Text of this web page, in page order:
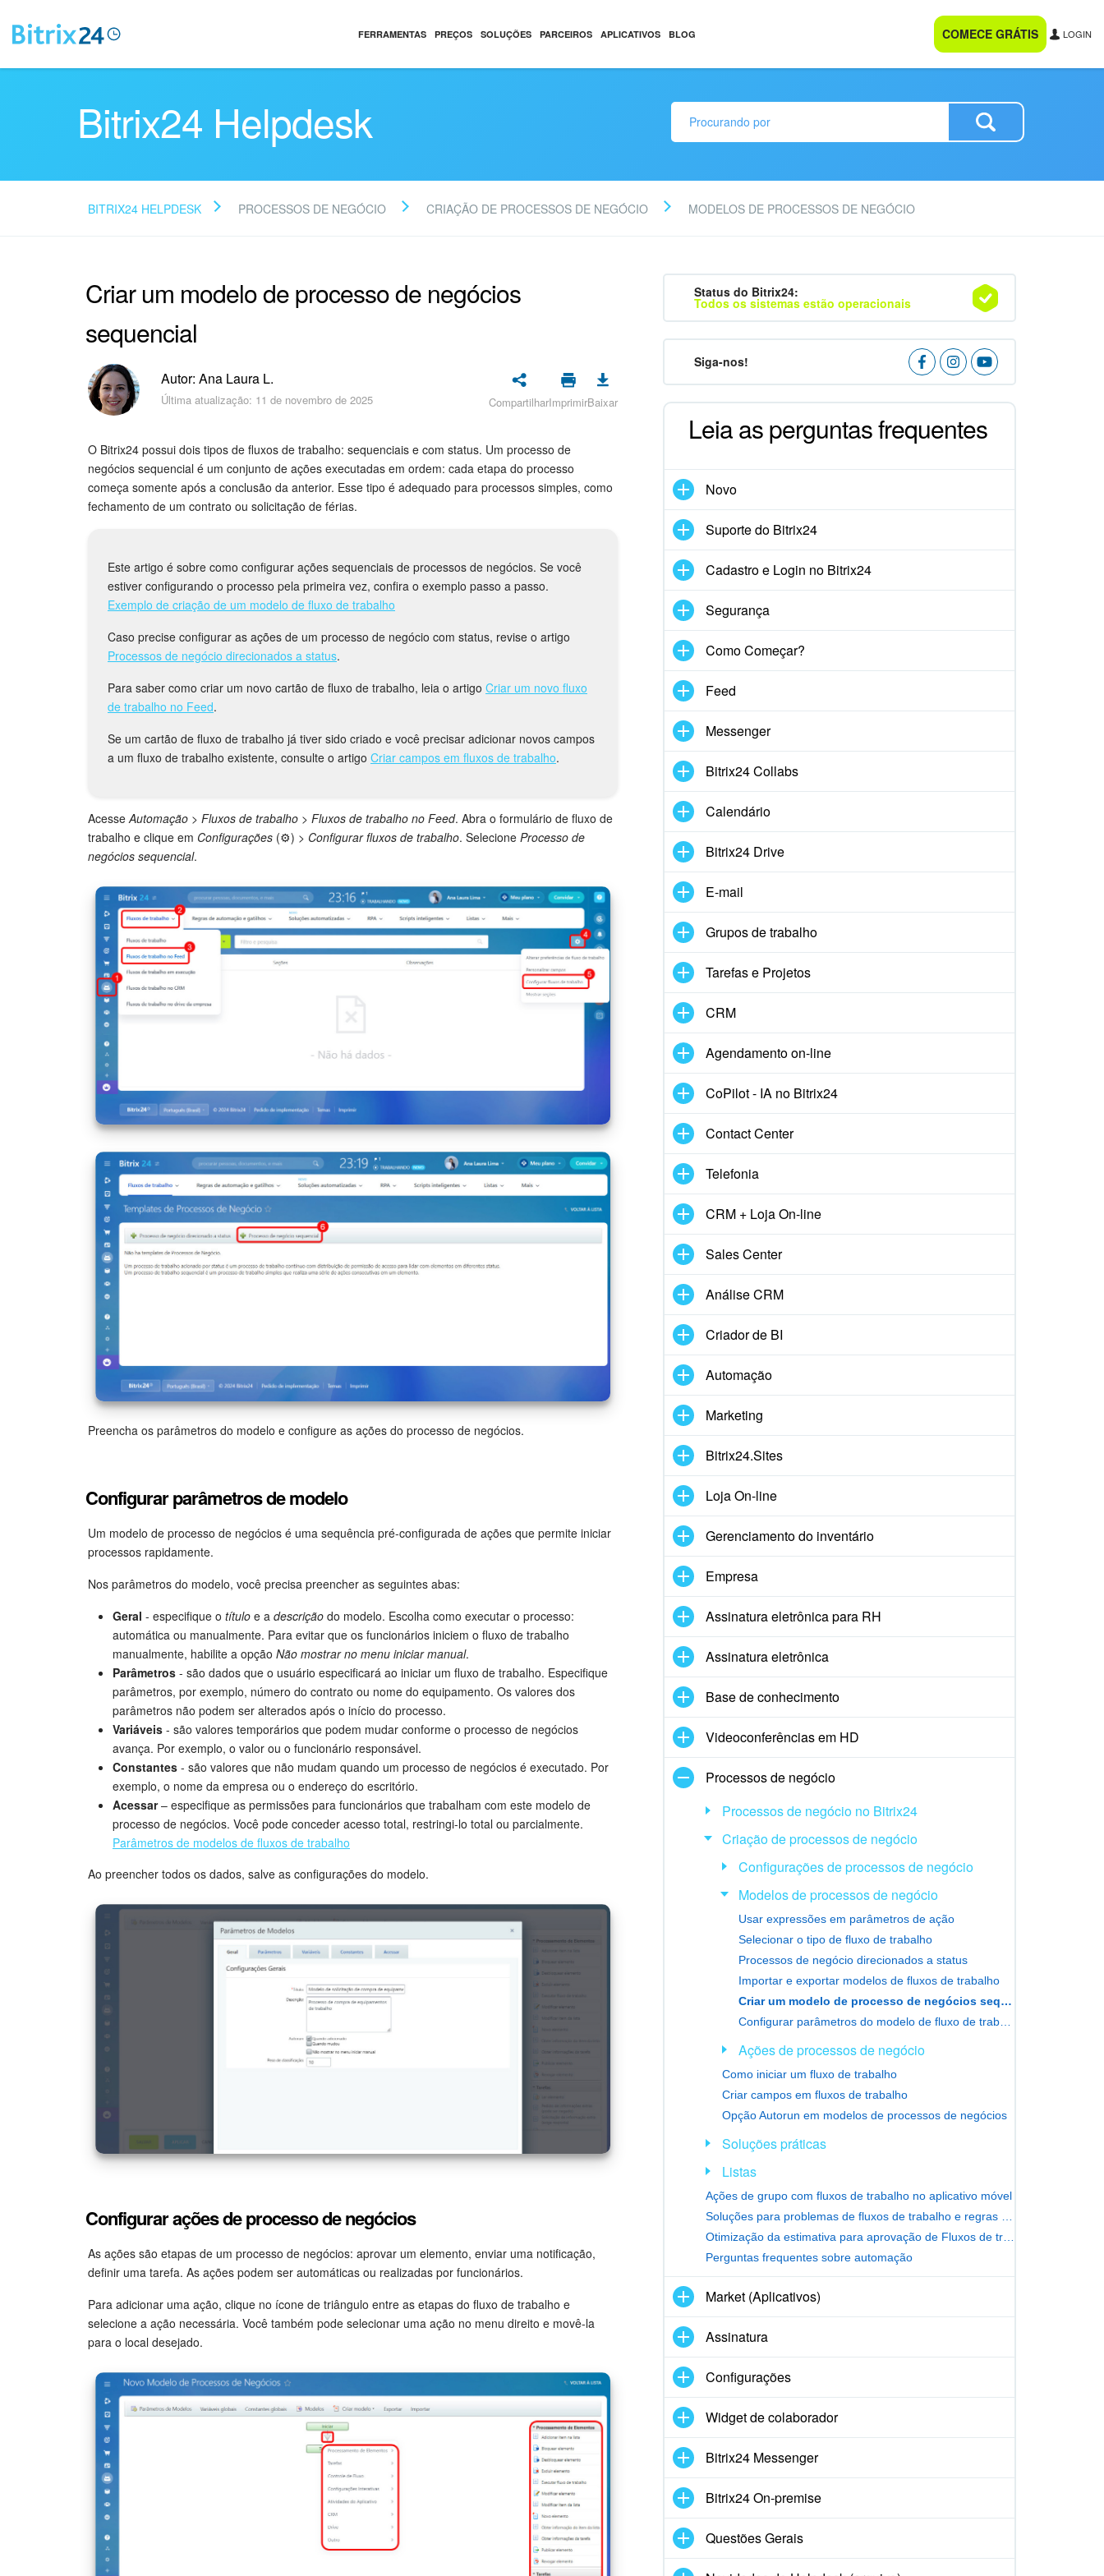
FERRAMENTAS PREÇOS SOLUÇÕES PARCEIROS APLICATIVOS BLOG COMECE GRÁTIS LOGIN
Bitrix24 Helpdesk
BITRIX24 HELPDESK PROCESSOS DE NEGÓCIO CRIAÇÃO DE PROCESSOS DE NEGÓCIO MODELOS DE PROCESSOS DE NEGÓCIO
Criar um modelo de processo de negócios
sequencial
Autor: Ana Laura L.
Última atualização: 11 de novembro de 2025 CompartilharImprimirBaixar
O Bitrix24 possui dois tipos de fluxos de trabalho: sequenciais e com status. Um processo de
negócios sequencial é um conjunto de ações executadas em ordem: cada etapa do processo
começa somente após a conclusão da anterior. Esse tipo é adequado para processos simples, como
fechamento de um contrato ou solicitação de férias.
Este artigo é sobre como configurar ações sequenciais de processos de negócios. Se você
estiver configurando o processo pela primeira vez, confira o exemplo passo a passo.
Exemplo de criação de um modelo de fluxo de trabalho
Caso precise configurar as ações de um processo de negócio com status, revise o artigo
Processos de negócio direcionados a status.
Para saber como criar um novo cartão de fluxo de trabalho, leia o artigo Criar um novo fluxo
de trabalho no Feed.
Se um cartão de fluxo de trabalho já tiver sido criado e você precisar adicionar novos campos
a um fluxo de trabalho existente, consulte o artigo Criar campos em fluxos de trabalho.
Acesse Automação > Fluxos de trabalho > Fluxos de trabalho no Feed. Abra o formulário de fluxo de
trabalho e clique em Configurações (⚙️) > Configurar fluxos de trabalho. Selecione Processo de
negócios sequencial.
Preencha os parâmetros do modelo e configure as ações do processo de negócios.
Configurar parâmetros de modelo
Um modelo de processo de negócios é uma sequência pré-configurada de ações que permite iniciar
processos rapidamente.
Nos parâmetros do modelo, você precisa preencher as seguintes abas:
Geral - especifique o título e a descrição do modelo. Escolha como executar o processo:
automática ou manualmente. Para evitar que os funcionários iniciem o fluxo de trabalho
manualmente, habilite a opção Não mostrar no menu iniciar manual.
Parâmetros - são dados que o usuário especificará ao iniciar um fluxo de trabalho. Especifique
parâmetros, por exemplo, número do contrato ou nome do equipamento. Os valores dos
parâmetros não podem ser alterados após o início do processo.
Variáveis - são valores temporários que podem mudar conforme o processo de negócios
avança. Por exemplo, o valor ou o funcionário responsável.
Constantes - são valores que não mudam quando um processo de negócios é executado. Por
exemplo, o nome da empresa ou o endereço do escritório.
Acessar– especifique as permissões para funcionários que trabalham com este modelo de
processo de negócios. Você pode conceder acesso total, restringi-lo total ou parcialmente.
Parâmetros de modelos de fluxos de trabalho
Ao preencher todos os dados, salve as configurações do modelo.
Configurar ações de processo de negócios
As ações são etapas de um processo de negócios: aprovar um elemento, enviar uma notificação,
definir uma tarefa. As ações podem ser automáticas ou realizadas por funcionários.
Para adicionar uma ação, clique no ícone de triângulo entre as etapas do fluxo de trabalho e
selecione a ação necessária. Você também pode selecionar uma ação no menu direito e movê-la
para o local desejado.
Status do Bitrix24:
Todos os sistemas estão operacionais
Siga-nos!
Leia as perguntas frequentes
Novo
Suporte do Bitrix24
Cadastro e Login no Bitrix24
Segurança
Como Começar?
Feed
Messenger
Bitrix24 Collabs
Calendário
Bitrix24 Drive
E-mail
Grupos de trabalho
Tarefas e Projetos
CRM
Agendamento on-line
CoPilot - IA no Bitrix24
Contact Center
Telefonia
CRM + Loja On-line
Sales Center
Análise CRM
Criador de BI
Automação
Marketing
Bitrix24.Sites
Loja On-line
Gerenciamento do inventário
Empresa
Assinatura eletrônica para RH
Assinatura eletrônica
Base de conhecimento
Videoconferências em HD
Processos de negócio
Processos de negócio no Bitrix24
Criação de processos de negócio
Configurações de processos de negócio
Modelos de processos de negócio
Usar expressões em parâmetros de ação
Selecionar o tipo de fluxo de trabalho
Processos de negócio direcionados a status
Importar e exportar modelos de fluxos de trabalho
Criar um modelo de processo de negócios sequencial
Ações de processos de negócio
Como iniciar um fluxo de trabalho
Criar campos em fluxos de trabalho
Opção Autorun em modelos de processos de negócios
Soluções práticas
Listas
Ações de grupo com fluxos de trabalho no aplicativo móvel
Perguntas frequentes sobre automação
Market (Aplicativos)
Assinatura
Configurações
Widget de colaborador
Bitrix24 Messenger
Bitrix24 On-premise
Questões Gerais